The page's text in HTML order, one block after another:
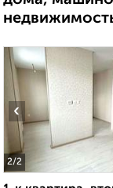
2/2
‹